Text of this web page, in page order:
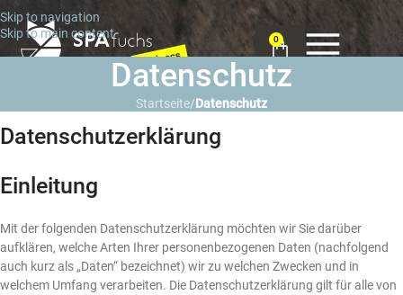
Skip to navigation
Skip to main content
0
Datenschutz
Startseite/Datenschutz
Datenschutzerklärung
Einleitung
Mit der folgenden Datenschutzerklärung möchten wir Sie darüber
aufklären, welche Arten Ihrer personenbezogenen Daten (nachfolgend
auch kurz als „Daten“ bezeichnet) wir zu welchen Zwecken und in
welchem Umfang verarbeiten. Die Datenschutzerklärung gilt für alle von